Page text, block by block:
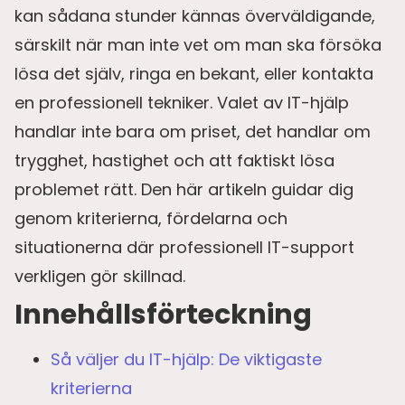
kan sådana stunder kännas överväldigande,
särskilt när man inte vet om man ska försöka
lösa det själv, ringa en bekant, eller kontakta
en professionell tekniker. Valet av IT-hjälp
handlar inte bara om priset, det handlar om
trygghet, hastighet och att faktiskt lösa
problemet rätt. Den här artikeln guidar dig
genom kriterierna, fördelarna och
situationerna där professionell IT-support
verkligen gör skillnad.
Innehållsförteckning
Så väljer du IT-hjälp: De viktigaste
kriterierna